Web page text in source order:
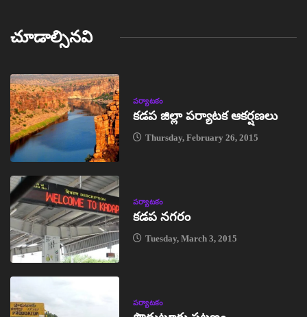
చూడాల్సినవి
పర్యాటకం
కడప జిల్లా పర్యాటక ఆకర్షణలు
Thursday, February 26, 2015
పర్యాటకం
కడప నగరం
Tuesday, March 3, 2015
పర్యాటకం